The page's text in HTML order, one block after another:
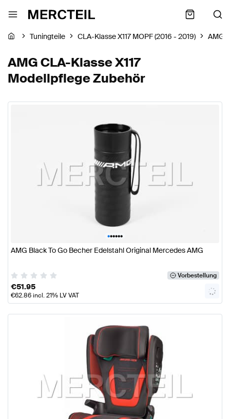
Tuningteile CLA-Klasse X117 MOPF (2016 - 2019) AMG
AMG CLA-Klasse X117
Modellpflege Zubehör
••••••
AMG Black To Go Becher Edelstahl Original Mercedes AMG
Vorbestellung
€51.95
€62.86incl. 21% LV VAT